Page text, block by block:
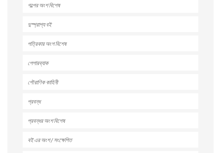
গল্পের অংশ বিশেষ
দুস্প্রাপ্য বই
পত্রিকার অংশ বিশেষ
পেপারব্যাক
পৌরাণিক কাহিনী
প্রবন্ধ
প্রবন্ধর অংশ বিশেষ
বই এর অংশ / সংক্ষেপিত